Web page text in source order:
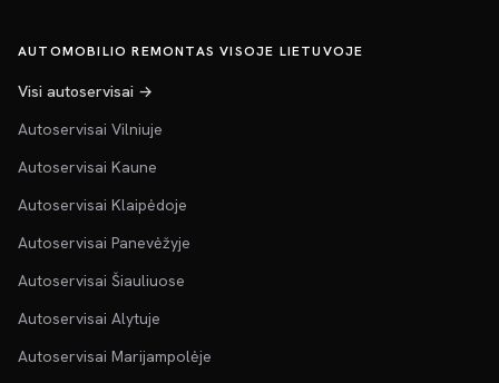
AUTOMOBILIO REMONTAS VISOJE LIETUVOJE
Visi autoservisai →
Autoservisai Vilniuje
Autoservisai Kaune
Autoservisai Klaipėdoje
Autoservisai Panevėžyje
Autoservisai Šiauliuose
Autoservisai Alytuje
Autoservisai Marijampolėje